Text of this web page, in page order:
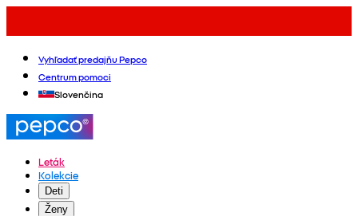
Vyhľadať predajňu Pepco
Centrum pomoci
Slovenčina
Leták
Kolekcie
Deti
Ženy